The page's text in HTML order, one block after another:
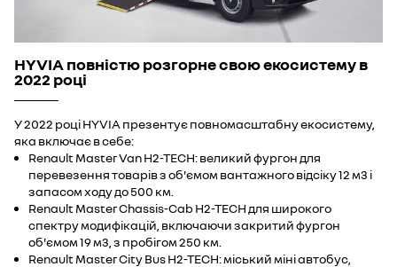
HYVIA повністю розгорне свою екосистему в
2022 році
У 2022 році HYVIA презентує повномасштабну екосистему,
яка включає в себе:
Renault Master Van H2-TECH: великий фургон для
перевезення товарів з об'ємом вантажного відсіку 12 м3 і
запасом ходу до 500 км.
Renault Master Chassis-Cab H2-TECH для широкого
спектру модифікацій, включаючи закритий фургон
об'ємом 19 м3, з пробігом 250 км.
Renault Master City Bus H2-TECH: міський міні автобус,